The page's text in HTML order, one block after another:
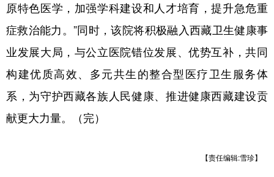
原特色医学，加强学科建设和人才培育，提升急危重
症救治能力。”同时，该院将积极融入西藏卫生健康事
业发展大局，与公立医院错位发展、优势互补，共同
构建优质高效、多元共生的整合型医疗卫生服务体
系，为守护西藏各族人民健康、推进健康西藏建设贡
献更大力量。（完）
【责任编辑:雪珍】